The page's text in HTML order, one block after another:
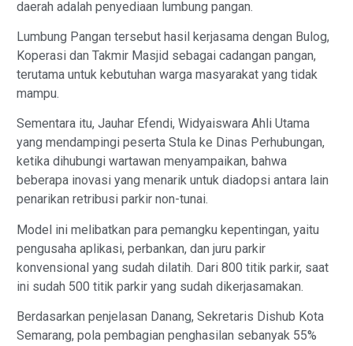
daerah adalah penyediaan lumbung pangan.
Lumbung Pangan tersebut hasil kerjasama dengan Bulog,
Koperasi dan Takmir Masjid sebagai cadangan pangan,
terutama untuk kebutuhan warga masyarakat yang tidak
mampu.
Sementara itu, Jauhar Efendi, Widyaiswara Ahli Utama
yang mendampingi peserta Stula ke Dinas Perhubungan,
ketika dihubungi wartawan menyampaikan, bahwa
beberapa inovasi yang menarik untuk diadopsi antara lain
penarikan retribusi parkir non-tunai.
Model ini melibatkan para pemangku kepentingan, yaitu
pengusaha aplikasi, perbankan, dan juru parkir
konvensional yang sudah dilatih. Dari 800 titik parkir, saat
ini sudah 500 titik parkir yang sudah dikerjasamakan.
Berdasarkan penjelasan Danang, Sekretaris Dishub Kota
Semarang, pola pembagian penghasilan sebanyak 55%